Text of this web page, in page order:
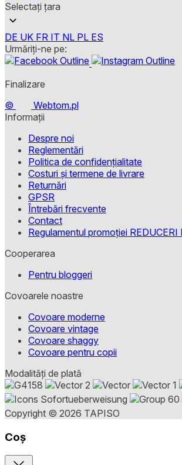
Selectați țara
DE UK FR IT NL PL ES
Urmăriți-ne pe:
Finalizare
©
Webtom.pl
Informații
Despre noi
Reglementări
Politica de confidențialitate
Costuri și termene de livrare
Returnări
GPSR
Întrebări frecvente
Contact
Regulamentul promoției REDUCERI
Cooperarea
Pentru bloggeri
Covoarele noastre
Covoare moderne
Covoare vintage
Covoare shaggy
Covoare pentru copii
Modalități de plată
Copyright © 2026 TAPISO
Coș